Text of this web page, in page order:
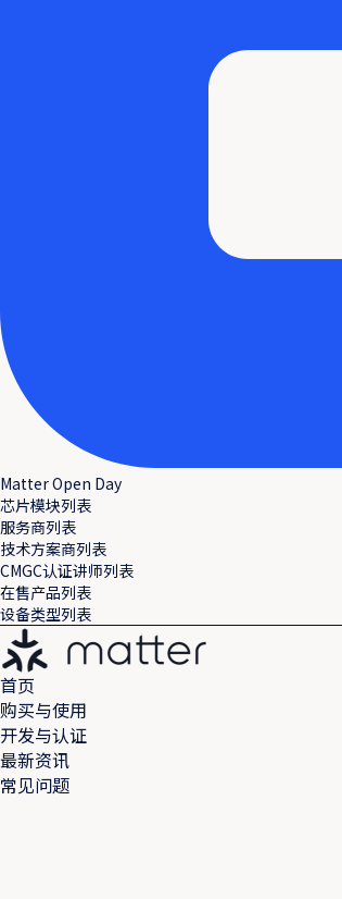
Matter Open Day
芯片模块列表
服务商列表
技术方案商列表
CMGC认证讲师列表
在售产品列表
设备类型列表
首页
购买与使用
开发与认证
最新资讯
常见问题